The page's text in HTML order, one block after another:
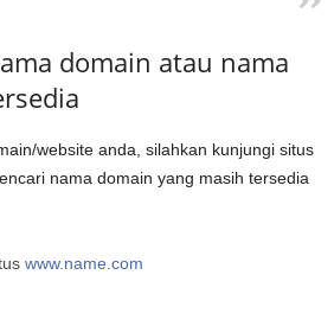
domain atau nama
website anda, silahkan kunjungi situs
nama domain yang masih tersedia
www.name.com